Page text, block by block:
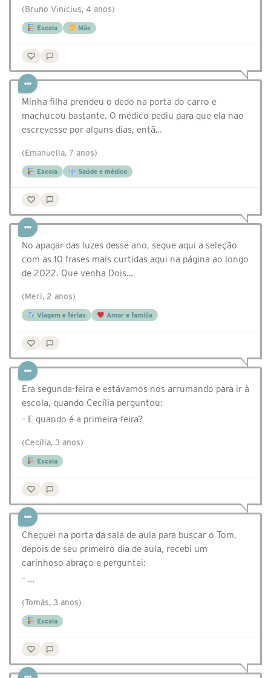
(Bruno Vinícius, 4 anos)
Escola Mãe
Minha filha prendeu o dedo na porta do carro e
machucou bastante. O médico pediu para que ela nao
escrevesse por alguns dias, entã…
(Emanuella, 7 anos)
Escola Saúde e médico
No apagar das luzes desse ano, segue aqui a seleção
com as 10 frases mais curtidas aqui na página ao longo
de 2022. Que venha Dois…
(Meri, 2 anos)
Viagem e férias Amor e família
Era segunda-feira e estávamos nos arrumando para ir à
escola, quando Cecília perguntou:
– E quando é a primeira-feira?
(Cecília, 3 anos)
Escola
Cheguei na porta da sala de aula para buscar o Tom,
depois de seu primeiro dia de aula, recebi um
carinhoso abraço e perguntei:
– …
(Tomás, 3 anos)
Escola